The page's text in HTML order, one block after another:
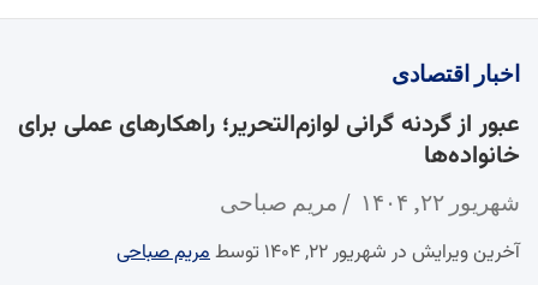
اخبار اقتصادی
عبور از گردنه گرانی لوازم‌التحریر؛ راهکارهای عملی برای
خانواده‌ها
شهریور ۲۲, ۱۴۰۴ مریم صباحی
آخرین ویرایش در شهریور ۲۲, ۱۴۰۴ توسط
مریم صباحی